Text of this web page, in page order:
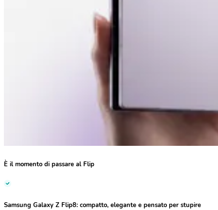
È il momento di passare al Flip
Samsung Galaxy Z Flip8: compatto, elegante e pensato per stupire